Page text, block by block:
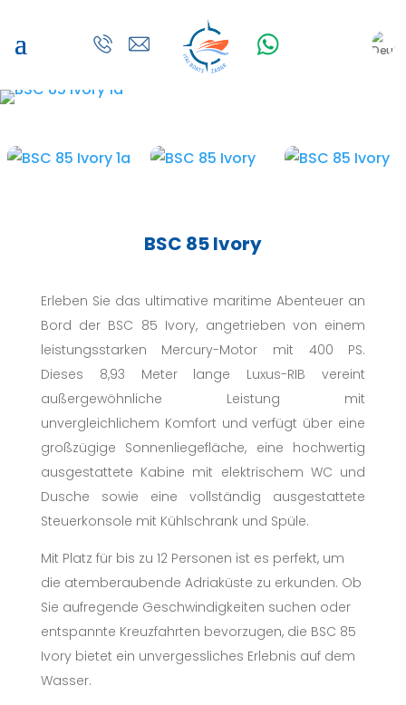
BSC 85 Ivory
Erleben Sie das ultimative maritime Abenteuer an
Bord der BSC 85 Ivory, angetrieben von einem
leistungsstarken Mercury-Motor mit 400 PS.
Dieses 8,93 Meter lange Luxus-RIB vereint
außergewöhnliche Leistung mit
unvergleichlichem Komfort und verfügt über eine
großzügige Sonnenliegefläche, eine hochwertig
ausgestattete Kabine mit elektrischem WC und
Dusche sowie eine vollständig ausgestattete
Steuerkonsole mit Kühlschrank und Spüle.
Mit Platz für bis zu 12 Personen ist es perfekt, um
die atemberaubende Adriaküste zu erkunden. Ob
Sie aufregende Geschwindigkeiten suchen oder
entspannte Kreuzfahrten bevorzugen, die BSC 85
Ivory bietet ein unvergessliches Erlebnis auf dem
Wasser.